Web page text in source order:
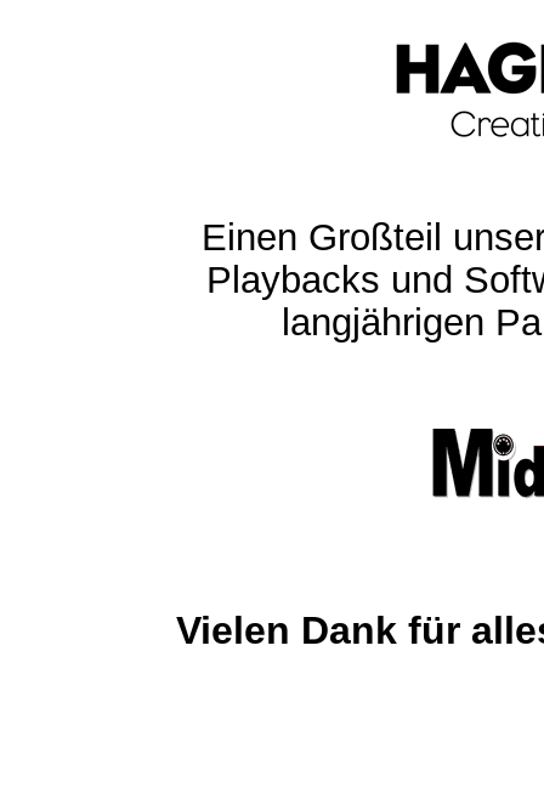
Einen Großteil
Playbacks und
langjährigen
Vielen Dank für